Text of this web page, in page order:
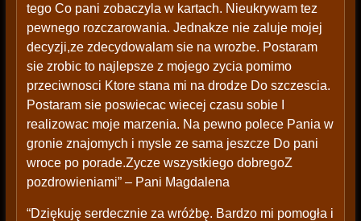
tego Co pani zobaczyla w kartach. Nieukrywam tez
pewnego rozczarowania. Jednakze nie zaluje mojej
decyzji,ze zdecydowalam sie na wrozbe. Postaram
sie zrobic to najlepsze z mojego zycia pomimo
przeciwnosci Ktore stana mi na drodze Do szczescia.
Postaram sie poswiecac wiecej czasu sobie I
realizowac moje marzenia. Na pewno polece Pania w
gronie znajomych i mysle ze sama jeszcze Do pani
wroce po porade.Zycze wszystkiego dobregoZ
pozdrowieniami” – Pani Magdalena
“Dziękuję serdecznie za wróżbę. Bardzo mi pomogła i